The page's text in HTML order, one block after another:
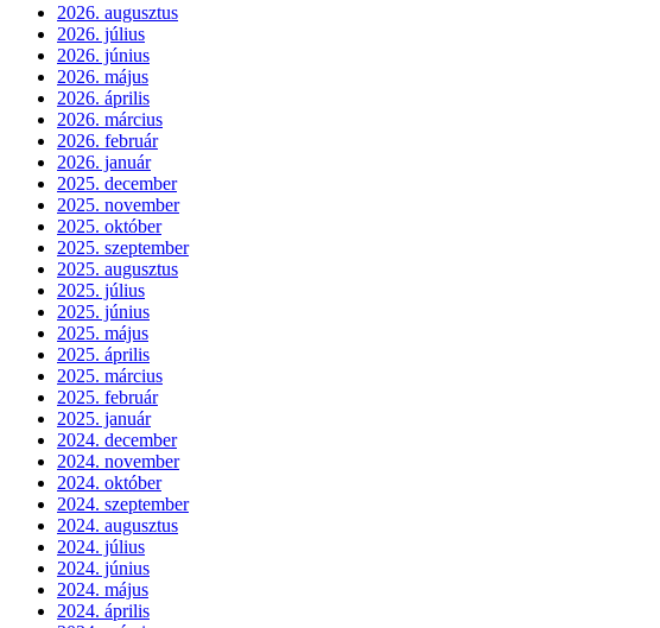
2026. augusztus
2026. július
2026. június
2026. május
2026. április
2026. március
2026. február
2026. január
2025. december
2025. november
2025. október
2025. szeptember
2025. augusztus
2025. július
2025. június
2025. május
2025. április
2025. március
2025. február
2025. január
2024. december
2024. november
2024. október
2024. szeptember
2024. augusztus
2024. július
2024. június
2024. május
2024. április